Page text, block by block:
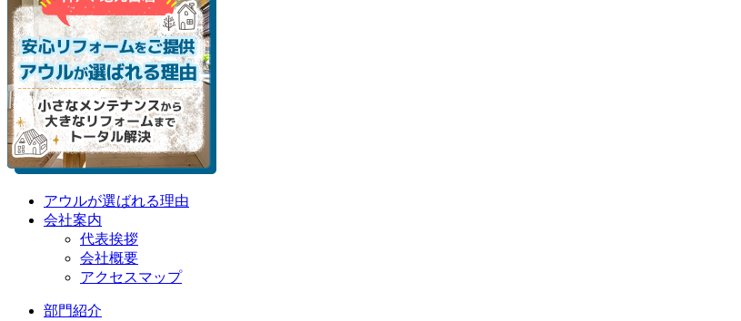
アウルが選ばれる理由
会社案内
代表挨拶
会社概要
アクセスマップ
部門紹介